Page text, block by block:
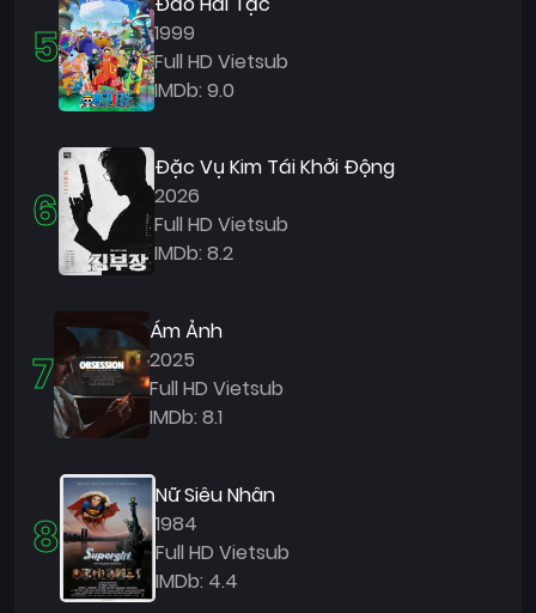
5
1999
Full HD Vietsub
IMDb: 9.0
6
Đặc Vụ Kim Tái Khởi Động
2026
Full HD Vietsub
IMDb: 8.2
7
Ám Ảnh
2025
Full HD Vietsub
IMDb: 8.1
8
Nữ Siêu Nhân
1984
Full HD Vietsub
IMDb: 4.4